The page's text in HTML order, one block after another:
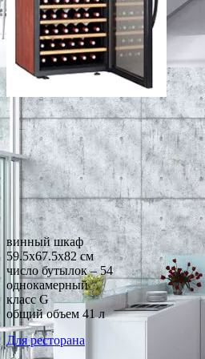
винный шкаф
59.5x67.5x82 см
число бутылок – 54
однокамерный
класс G
общий объем 41 л
Для ресторана